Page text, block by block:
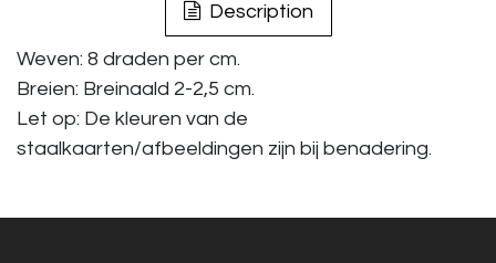
Description
Weven: 8 draden per cm.
Breien: Breinaald 2-2,5 cm.
Let op: De kleuren van de
staalkaarten/afbeeldingen zijn bij benadering.